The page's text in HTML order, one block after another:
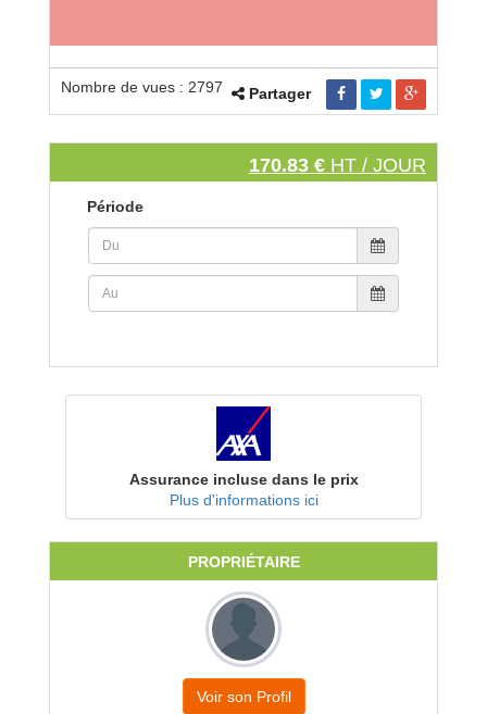
Nombre de vues : 2797 Partager
170.83 € HT / JOUR
Période
Assurance incluse dans le prix
Plus d'informations ici
PROPRIÉTAIRE
Voir son Profil